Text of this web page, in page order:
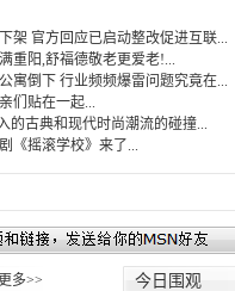
架 官方回应已启动整改促进互联...
重阳,舒福德敬老更爱老!...
寓倒下 行业频频爆雷问题究竟在...
们贴在一起...
的古典和现代时尚潮流的碰撞...
《摇滚学校》来了...
更多>> 今日围观